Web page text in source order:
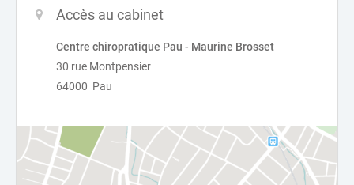
Accès au cabinet
Centre chiropratique Pau - Maurine Brosset
30 rue Montpensier
64000 Pau